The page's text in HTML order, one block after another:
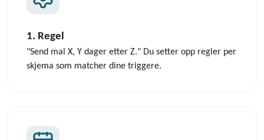
1. Regel
"Send mal X, Y dager etter Z." Du setter opp regler per
skjema som matcher dine triggere.